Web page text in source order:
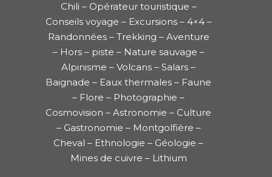
Chili – Opérateur touristique –
Conseils voyage – Excursions – 4×4 –
Randonnées – Trekking – Aventure
– Hors – piste – Nature sauvage –
Alpinisme – Volcans – Salars –
Baignade – Eaux thermales – Faune
– Flore – Photographie –
Cosmovision – Astronomie – Culture
– Gastronomie – Montgolfière –
Cheval – Ethnologie – Géologie –
Mines de cuivre – Lithium